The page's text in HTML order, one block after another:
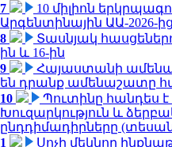
7
10 միլիոն
Արգենտինային ԱԱ-2026-ից
8
Տասնյակ
ին և 16-ին
9
Հայաստանի
են դրանք ամենաշատը
10
Պուտինը հանդես
Խուզարկություն և
ընդդիմադիրները
1
Սոչի մեկնող